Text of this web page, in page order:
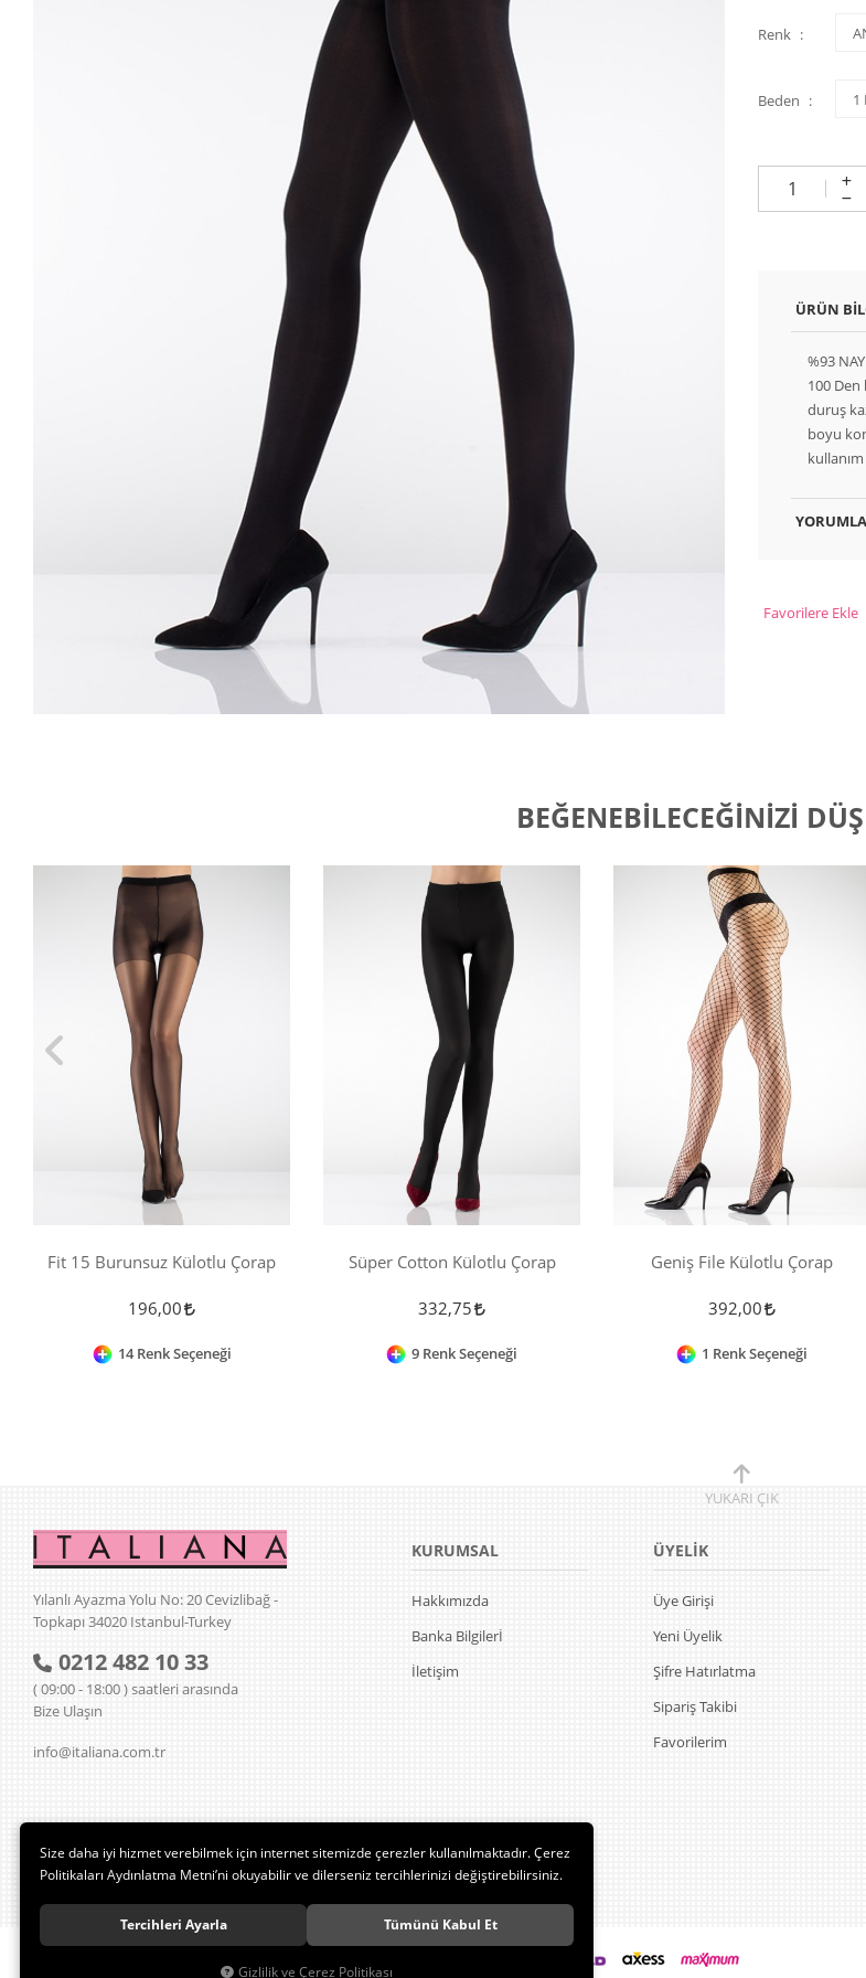
Renk
Beden
ÜRÜN
%93
100
duruş
boyu
Favorilere Ekle
BEĞENEBILECEĞINIZI
Fit 15 Burunsuz Külotlu Çorap
196,00
14 Renk Seçeneği
Süper Cotton Külotlu Çorap
332,75
9 Renk Seçeneği
Geniş File Külotlu Çorap
392,00
1 Renk Seçeneği
YUKARI ÇIK
Yılanlı Ayazma Yolu No: 20 Cevizlibağ -
Topkapı 34020 Istanbul-Turkey
0212 482 10 33
( 09:00 - 18:00 ) saatleri arasında
Bize Ulaşın
info@italiana.com.tr
KURUMSAL
Hakkımızda
Banka Bilgilerİ
İletişim
ÜYELİK
Üye Girişi
Yeni Üyelik
Şifre Hatırlatma
Sipariş Takibi
Favorilerim
Size daha iyi hizmet verebilmek için internet sitemizde çerezler kullanılmaktadır. Çerez
Politikaları Aydınlatma Metni’ni okuyabilir ve dilerseniz tercihlerinizi değiştirebilirsiniz.
Tercihleri Ayarla Tümünü Kabul Et
Gizlilik ve Çerez Politikası